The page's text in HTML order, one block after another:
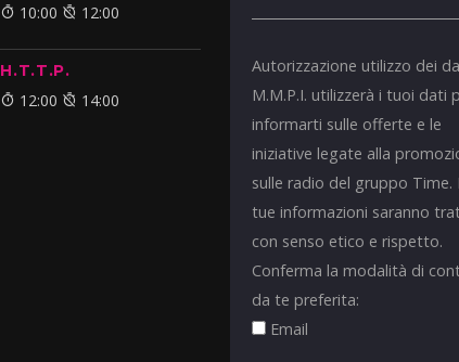
10:00 12:00
H.T.T.P.
12:00 14:00
Autorizzazione utilizzo dei
M.M.P.I. utilizzerà i tuoi dati
informarti sulle offerte e le
iniziative legate alla
sulle radio del gruppo Time.
tue informazioni saranno
con senso etico e rispetto.
Conferma la modalità di
da te preferita:
Email